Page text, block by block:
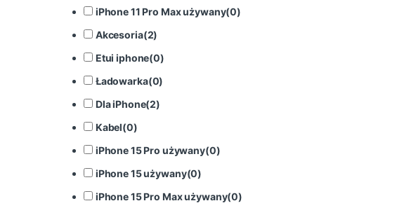
iPhone 11 Pro Max używany(0)
Akcesoria(2)
Etui iphone(0)
Ładowarka(0)
Dla iPhone(2)
Kabel(0)
iPhone 15 Pro używany(0)
iPhone 15 używany(0)
iPhone 15 Pro Max używany(0)